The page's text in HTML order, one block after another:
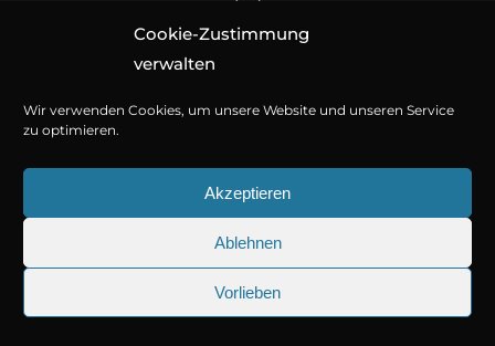
Cookie-Zustimmung
verwalten
Wir verwenden Cookies, um unsere Website und unseren Service
zu optimieren.
Akzeptieren
Ablehnen
Vorlieben